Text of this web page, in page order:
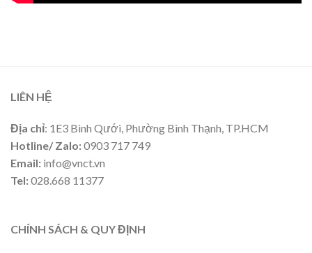
LIÊN HỆ
Địa chỉ: 1E3 Bình Qưới, Phường Bình Thạnh, TP.HCM
Hotline/ Zalo:0903 717 749
Email: info@vnct.vn
Tel:028.668 11377
CHÍNH SÁCH & QUY ĐỊNH